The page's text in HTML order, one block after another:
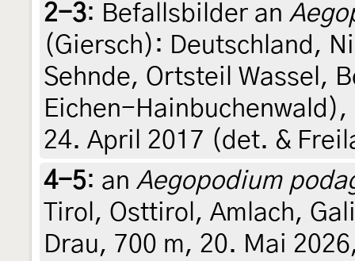
2-3: Befallsbilder an
(Giersch): Deutschland,
Sehnde, Ortsteil Wassel,
Eichen-
24. April 2017 (det. &
4-5: an Aegopodium
Tirol, Osttirol, Amlach,
Drau, 700 m, 20. Mai